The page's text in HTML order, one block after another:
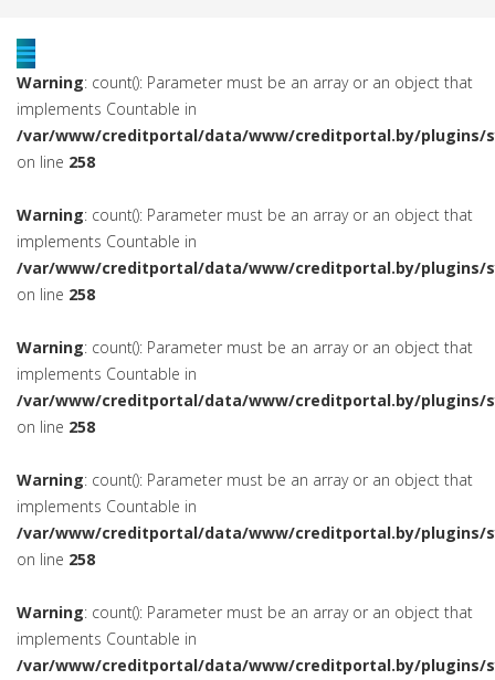
Warning: count(): Parameter must be an array or an object that
implements Countable in
/var/www/creditportal/data/www/creditportal.by/plugins/
on line 258
Warning: count(): Parameter must be an array or an object that
implements Countable in
/var/www/creditportal/data/www/creditportal.by/plugins/
on line 258
Warning: count(): Parameter must be an array or an object that
implements Countable in
/var/www/creditportal/data/www/creditportal.by/plugins/
on line 258
Warning: count(): Parameter must be an array or an object that
implements Countable in
/var/www/creditportal/data/www/creditportal.by/plugins/
on line 258
Warning: count(): Parameter must be an array or an object that
implements Countable in
/var/www/creditportal/data/www/creditportal.by/plugins/